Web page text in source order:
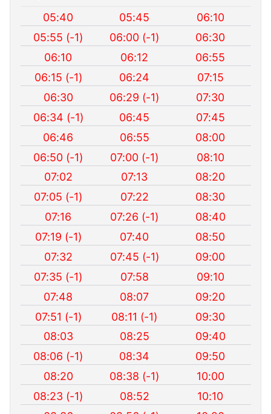
05:40
05:45
06:10
05:55 (-1)
06:00 (-1)
06:30
06:10
06:12
06:55
06:15 (-1)
06:24
07:15
06:30
06:29 (-1)
07:30
06:34 (-1)
06:45
07:45
06:46
06:55
08:00
06:50 (-1)
07:00 (-1)
08:10
07:02
07:13
08:20
07:05 (-1)
07:22
08:30
07:16
07:26 (-1)
08:40
07:19 (-1)
07:40
08:50
07:32
07:45 (-1)
09:00
07:35 (-1)
07:58
09:10
07:48
08:07
09:20
07:51 (-1)
08:11 (-1)
09:30
08:03
08:25
09:40
08:06 (-1)
08:34
09:50
08:20
08:38 (-1)
10:00
08:23 (-1)
08:52
10:10